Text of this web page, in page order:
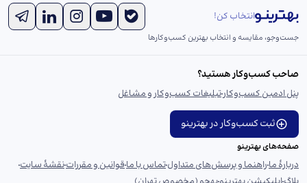
انتخاب کن!
جست‌و‌جو، مقایسه و انتخاب بهترین کسب‌وکارها
صاحب کسب‌وکار هستید؟
پنل ادمین کسب‌وکارتبلیغات کسب‌وکار و مشاغل
ثبت کسب‌وکار در بهترینو
صفحه‌های بهترینو
دربارهٔ ماراهنما و پرسش‌های متداولتماس با ماقوانین و مقرراتنقشهٔ سایت